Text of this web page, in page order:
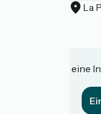
La
Haben Sie eine